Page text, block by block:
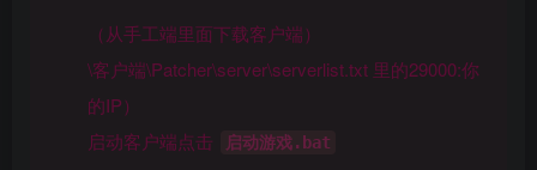
（从手工端里面下载客户端）
\客户端\Patcher\server\serverlist.txt 里的29000:你
的IP）
启动客户端点击
启动游戏.bat